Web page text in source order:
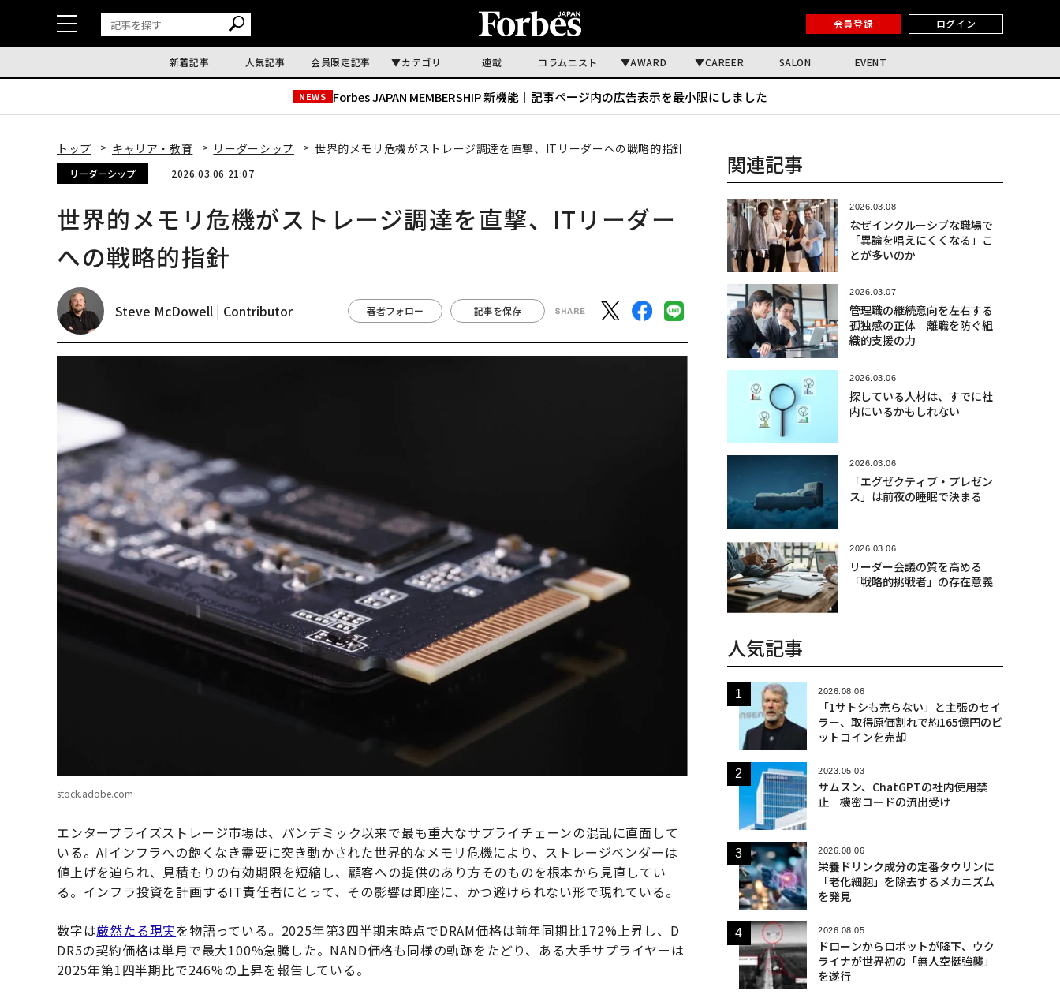
会員登録 ログイン
新着記事 人気記事 会員限定記事 カテゴリ 連載 コラムニスト AWARD CAREER SALON EVENT
NEWS Forbes JAPAN MEMBERSHIP 新機能｜ 記事ページ内の広告表示を最小限にしました
トップ キャリア・教育 リーダーシップ 世界的メモリ危機がストレージ調達を直撃、ITリーダーへの戦略的指針
リーダーシップ 2026.03.06 21:07
世界的メモリ危機がストレージ調達を直撃、ITリーダー
への戦略的指針
Steve McDowell | Contributor 著者フォロー 記事を保存
stock.adobe.com
エンタープライズストレージ市場は、パンデミック以来で最も重大なサプライチェーンの混乱に直面して
いる。AIインフラへの飽くなき需要に突き動かされた世界的なメモリ危機により、ストレージベンダーは
値上げを迫られ、見積もりの有効期限を短縮し、顧客への提供のあり方そのものを根本から見直してい
る。インフラ投資を計画するIT責任者にとって、その影響は即座に、かつ避けられない形で現れている。
数字は厳然たる現実を物語っている。2025年第3四半期末時点でDRAM価格は前年同期比172%上昇し、D
DR5の契約価格は単月で最大100%急騰した。NAND価格も同様の軌跡をたどり、ある大手サプライヤーは
2025年第1四半期比で246%の上昇を報告している。
関連記事
2026.03.08
なぜインクルーシブな職場で
「異論を唱えにくくなる」こ
とが多いのか
2026.03.07
管理職の継続意向を左右する
孤独感の正体 離職を防ぐ組
織的支援の力
2026.03.06
探している人材は、すでに社
内にいるかもしれない
2026.03.06
「エグゼクティブ・プレゼン
ス」は前夜の睡眠で決まる
2026.03.06
リーダー会議の質を高める
「戦略的挑戦者」の存在意義
人気記事
2026.08.06
「1サトシも売らない」と主張のセイ
ラー、取得原価割れで約165億円のビ
ットコインを売却
2023.05.03
サムスン、ChatGPTの社内使用禁
止 機密コードの流出受け
2026.08.06
栄養ドリンク成分の定番タウリンに
「老化細胞」を除去するメカニズム
を発見
2026.08.05
ドローンからロボットが降下、ウク
ライナが世界初の「無人空挺強襲」
を遂行